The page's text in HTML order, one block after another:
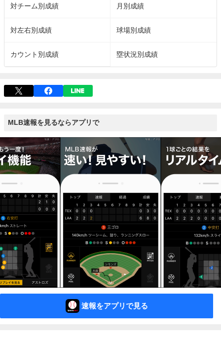
対チーム別成績 月別成績
対左右別成績 球場別成績
カウント別成績 塁状況別成績
MLB速報を見るならアプリで
速報をアプリで見る